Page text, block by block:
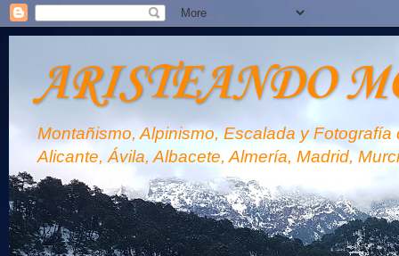
ARISTEANDO
Montañismo, Alpinismo, Escalada y
Alicante, Ávila, Albacete, Almería, Madrid,